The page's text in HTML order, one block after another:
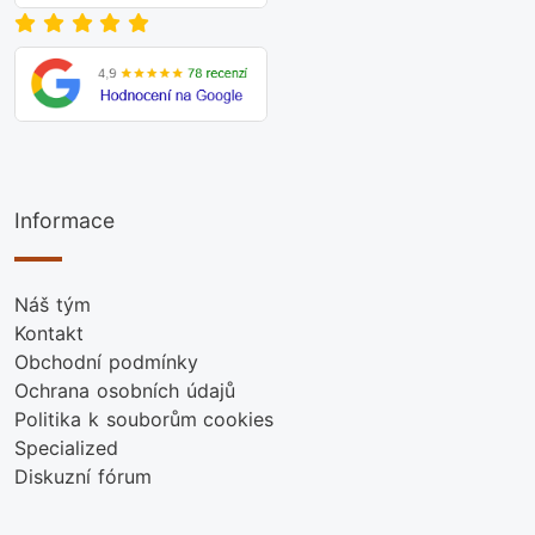
Informace
Náš tým
Kontakt
Obchodní podmínky
Ochrana osobních údajů
Politika k souborům cookies
Specialized
Diskuzní fórum